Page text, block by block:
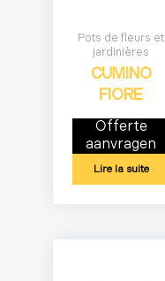
Pots de fleurs et
jardinières
CUMINO
FIORE
Offerte
aanvragen
Lire la suite